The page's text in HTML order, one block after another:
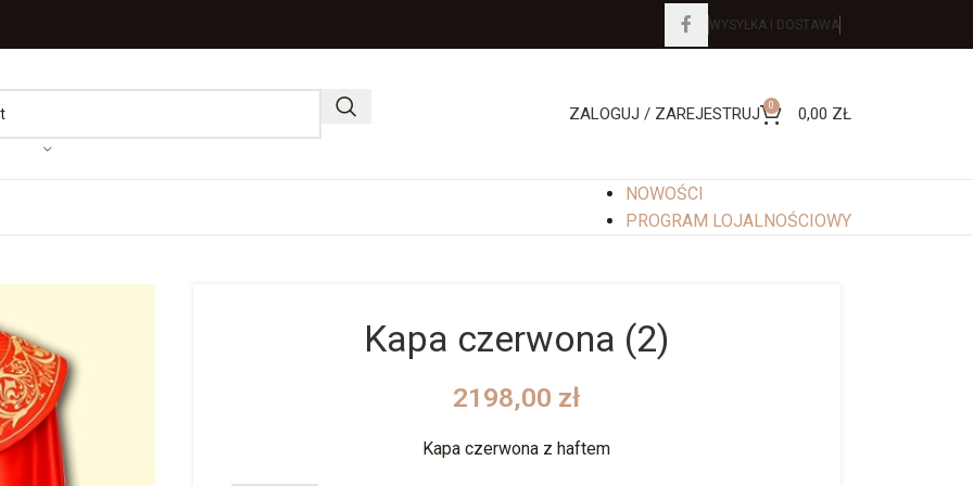
WYSYŁKA I DOSTAWA
ZALOGUJ / ZAREJESTRUJ 0 0,00 ZŁ
NOWOŚCI
PROGRAM LOJALNOŚCIOWY
Kapa czerwona (2)
2198,00 zł
Kapa czerwona z haftem